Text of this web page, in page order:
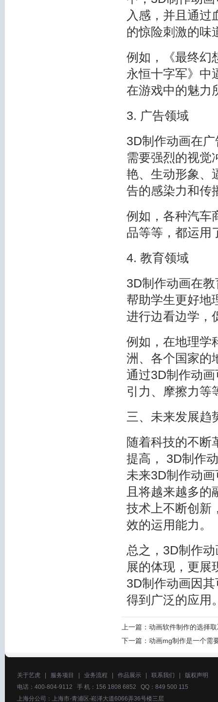
入感，并且通过
的惊险刺激的味
例如，《最终幻
永恒十字军》中
在游戏中的魅力
3. 广告领域
3D制作动画在
需要强烈的视觉
艳、生动形象、
告的感染力和传
例如，各种汽车
品等等，都运用
4. 教育领域
3D制作动画在
帮助学生更好地
进行边看边学，
例如，在地理学
洲、各个国家的
通过3D制作动
引力、摩擦力等
三、未来发展趋
随着科技的不断
提高， 3D制作
未来3D制作动
且将越来越多
技术上不断创新
效的运用能力。
总之，3D制作
展的体现，更展
3D制作动画因
得到广泛的应用
上一篇： 动画软件制作的选择
下一篇： 动画mg制作是一个需
关于艺虎 服务项目 业务流程 作品展示 联系我们
版权声明
电话：400-804-9112 手 机：156 1808 6852 QQ：849 500 115
上海分公司：上海市-青浦区-崧泽大道6066弄36号楼三层